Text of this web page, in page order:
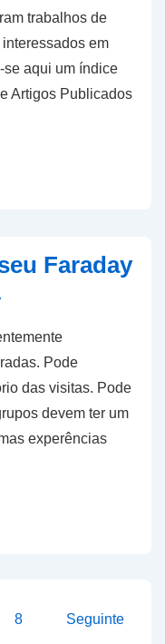
trabalhos de
em
se aqui um índice
Artigos Publicados
Faraday
Pode
das visitas. Pode
devem ter um
experências
8 Seguinte